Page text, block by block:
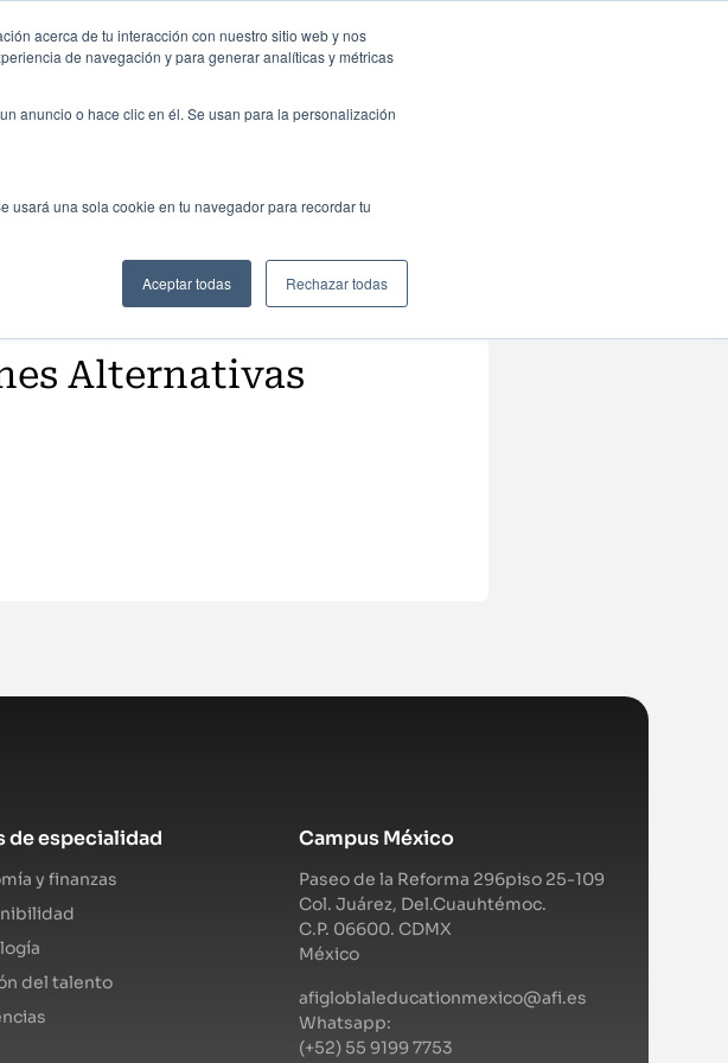
acerca de tu interacción con nuestro sitio web y nos
de navegación y para generar analíticas y métricas
anuncio o hace clic en él. Se usan para la personalización
usará una sola cookie en tu navegador para recordar tu
Aceptar todas Rechazar todas
Alternativas
de especialidad
y finanzas
del talento
Campus México
Paseo de la Reforma 296piso 25-109
Col. Juárez, Del.Cuauhtémoc.
C.P. 06600. CDMX
México
afigloblaleducationmexico@afi.es
Whatsapp:
(+52) 55 9199 7753